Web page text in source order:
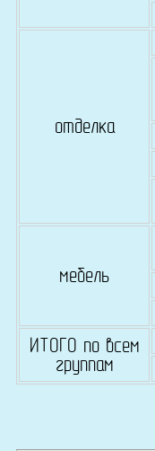
отделка
мебель
ИТОГО по всем
группам